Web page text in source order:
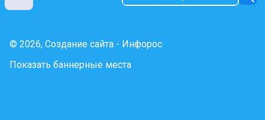
© 2026, Создание сайта - Инфорос
Показать баннерные места